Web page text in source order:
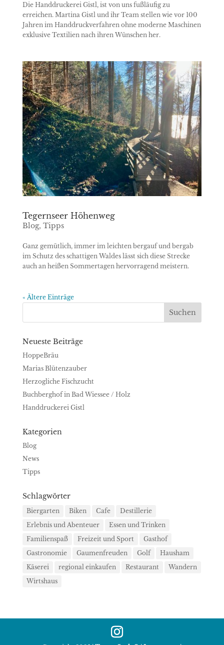
Die Handdruckerei Gistl, ist von uns fußläufig zu
erreichen. Martina Gistl und ihr Team stellen wie vor 100
Jahren im Handdruckverfahren ohne moderne Maschinen
exklusive Textilien nach ihren Wünschen her.
Tegernseer Höhenweg
Blog, Tipps
Ganz gemütlich, immer im leichten bergauf und bergab
im Schutz des schattigen Waldes lässt sich diese Strecke
auch an heißen Sommertagen hervorragend meistern.
« Ältere Einträge
Neueste Beiträge
HoppeBräu
Marias Blütenzauber
Herzogliche Fischzucht
Buchberghof in Bad Wiessee / Holz
Handdruckerei Gistl
Kategorien
Blog
News
Tipps
Schlagwörter
Biergarten Biken Cafe
Destillerie
Erlebnis und Abenteuer
Essen und Trinken
Familienspaß
Freizeit und Sport
Gasthof
Gastronomie
Gaumenfreuden Golf
Hausham
Käserei
regional einkaufen Restaurant
Wandern
Wirtshaus